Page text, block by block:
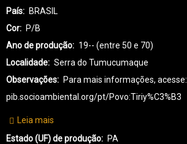
País
BRASIL
Cor
P/B
Ano de produção
19-- (entre 50 e 70)
Localidade
Serra do Tumucumaque
Observações
Para mais informações, acesse:
pib.socioambiental.org/pt/Povo:Tiriy%C3%B3
Leia mais
TR-
Estado (UF) de produção
PA